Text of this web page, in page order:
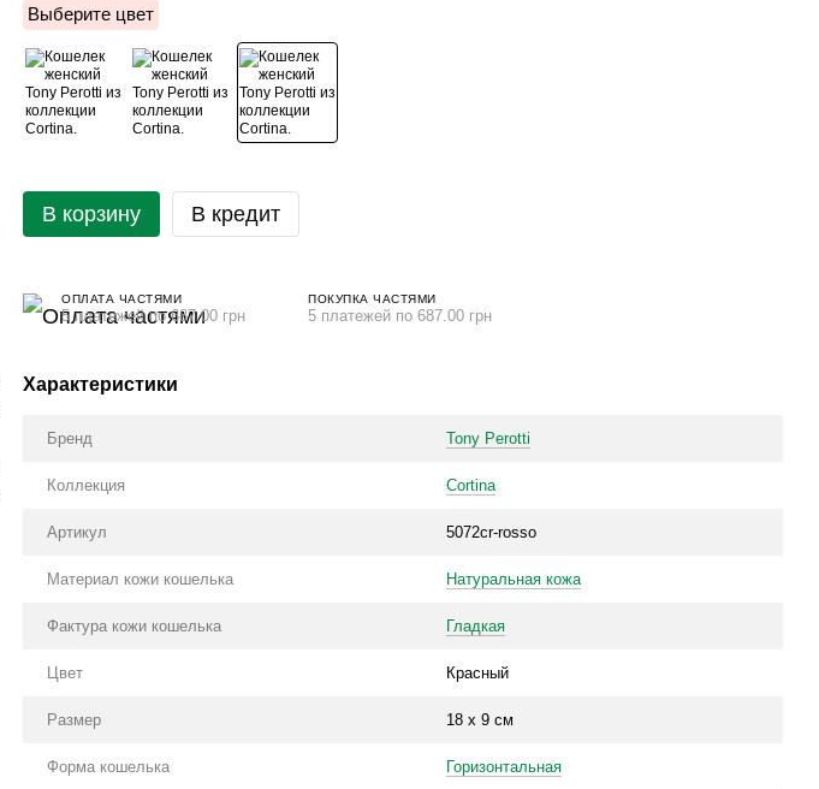
Выберите цвет
В корзину В кредит
ОПЛАТА ЧАСТЯМИ
5 платежей по 687.00 грн
ПОКУПКА ЧАСТЯМИ
5 платежей по 687.00 грн
Характеристики
Бренд Tony Perotti
Коллекция Cortina
Артикул 5072cr-rosso
Материал кожи кошелька Натуральная кожа
Фактура кожи кошелька Гладкая
Цвет Красный
Размер 18 х 9 см
Форма кошелька Горизонтальная